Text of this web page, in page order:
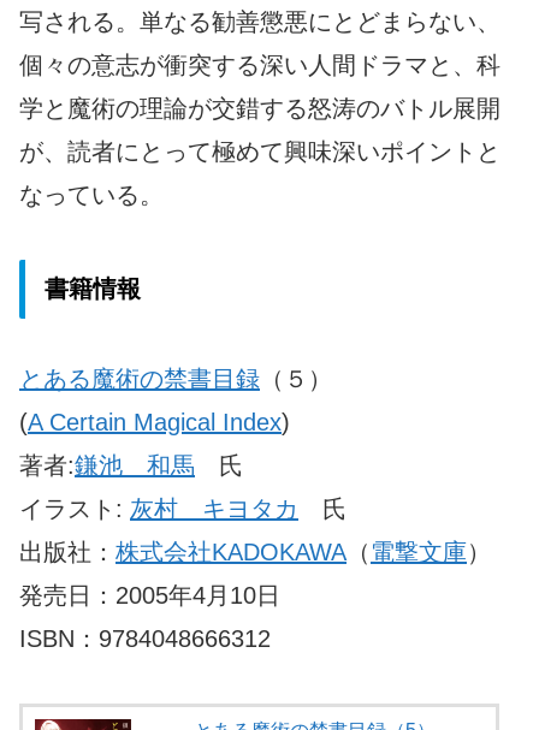
写される。単なる勧善懲悪にとどまらない、
個々の意志が衝突する深い人間ドラマと、科
学と魔術の理論が交錯する怒涛のバトル展開
が、読者にとって極めて興味深いポイントと
なっている。
書籍情報
とある魔術の禁書目録 （５）
(A Certain Magical Index)
著者:鎌池 和馬 氏
イラスト: 灰村 キヨタカ
氏
出版社： 株式会社KADOKAWA （ 電撃文庫）
発売日：2005年4月10日
ISBN：9784048666312